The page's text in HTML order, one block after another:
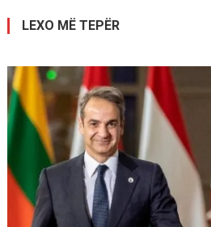
LEXO MË TEPËR